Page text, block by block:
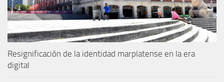
Resignificación de la identidad marplatense en la era
digital